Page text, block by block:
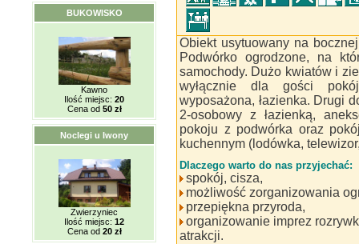
BUKOWISKO
Kawno
Ilość miejsc: 20
Cena od 50 zł
Noclegi u Iwony
Zwierzyniec
Ilość miejsc: 12
Cena od 20 zł
Obiekt usytuowany na
Podwórko ogrodzone, na
samochody. Dużo kwiatów i
wyłącznie dla gości
wyposażona, łazienka. Drugi
2-osobowy z łazienką,
pokoju z podwórka oraz
kuchennym (lodówka,
Dlaczego warto do nas przyjechać:
spokój, cisza,
możliwość zorganizowania
przepiękna przyroda,
organizowanie imprez
atrakcji.